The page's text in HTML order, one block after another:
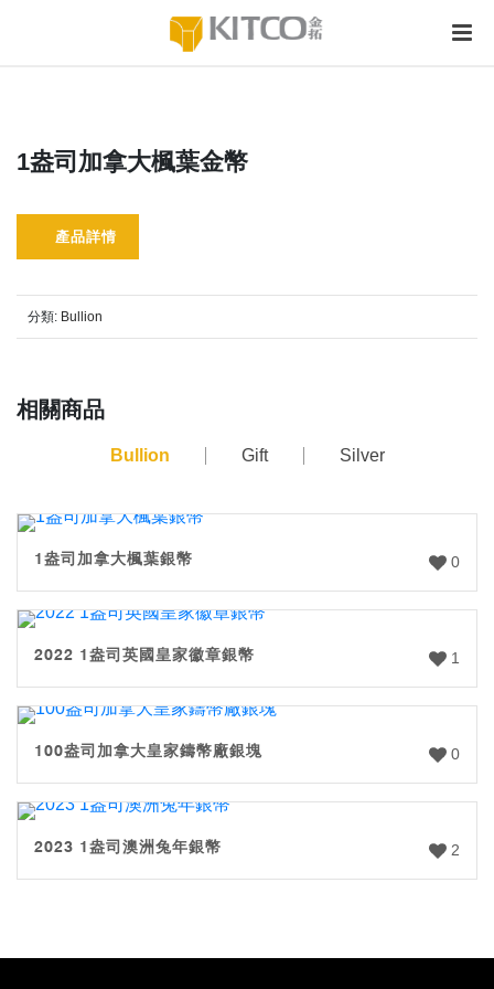
1盎司加拿大楓葉金幣
產品詳情
分類: Bullion
相關商品
Bullion Gift Silver
0
1盎司加拿大楓葉銀幣
1
2022 1盎司英國皇家徽章銀幣
0
100盎司加拿大皇家鑄幣廠銀塊
2
2023 1盎司澳洲兔年銀幣